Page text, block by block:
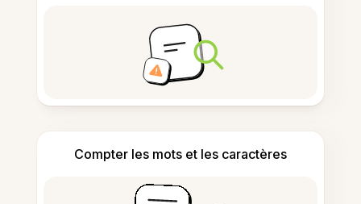
Compter les mots et les caractères